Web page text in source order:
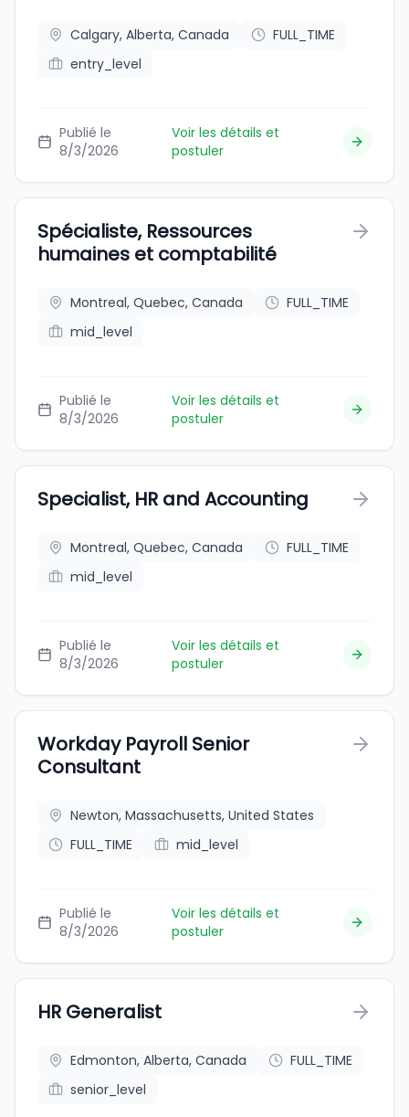
Calgary, Alberta, Canada
FULL_TIME
entry_level
Publié le
8/3/2026
Voir les détails et
postuler
Spécialiste, Ressources
humaines et comptabilité
Montreal, Quebec, Canada
FULL_TIME
mid_level
Publié le
8/3/2026
Voir les détails et
postuler
Specialist, HR and Accounting
Montreal, Quebec, Canada
FULL_TIME
mid_level
Publié le
8/3/2026
Voir les détails et
postuler
Workday Payroll Senior
Consultant
Newton, Massachusetts, United States
FULL_TIME
mid_level
Publié le
8/3/2026
Voir les détails et
postuler
HR Generalist
Edmonton, Alberta, Canada
FULL_TIME
senior_level